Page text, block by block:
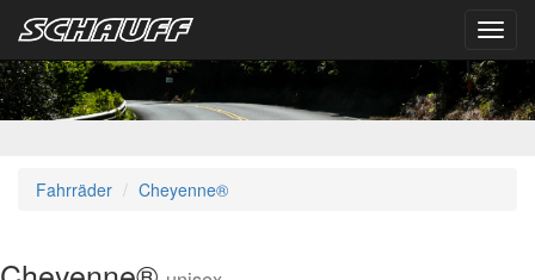
Fahrräder Cheyenne®